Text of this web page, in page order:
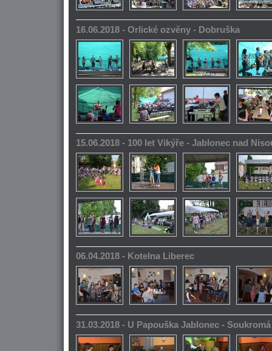
16.06.2018 - Orlické ozvěny - Dobruška
15.06.2018 - 100 let Vikýře - Jablonec nad
06.04.2018 - Kotelna Liberec
31.03.2018 - U Papouška Jablonec -